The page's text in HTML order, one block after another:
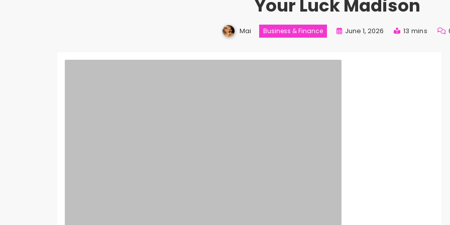
Your Luck Madison
Mai Business & Finance June 1, 2026 13 mins